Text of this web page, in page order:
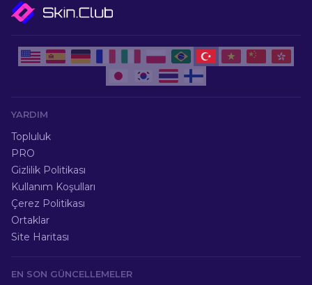
YARDIM
Topluluk
PRO
Gizlilik Politikası
Kullanım Koşulları
Çerez Politikası
Ortaklar
Site Haritası
EN SON GÜNCELLEMELER